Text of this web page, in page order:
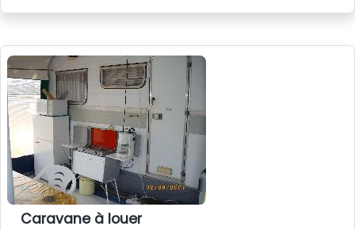
Caravane à louer